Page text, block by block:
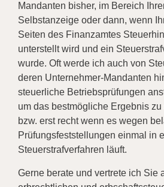
Mandanten bisher, im Bereich
Selbstanzeige oder dann, wenn
Seiten des Finanzamtes
unterstellt wird und ein
wurde. Oft werde ich auch von
deren Unternehmer-Mandanten
steuerliche Betriebsprüfungen
um das bestmögliche Ergebnis
bzw. erst recht wenn es wegen
Prüfungsfeststellungen einmal in
Steuerstrafverfahren läuft.
Gerne berate und vertrete ich Sie